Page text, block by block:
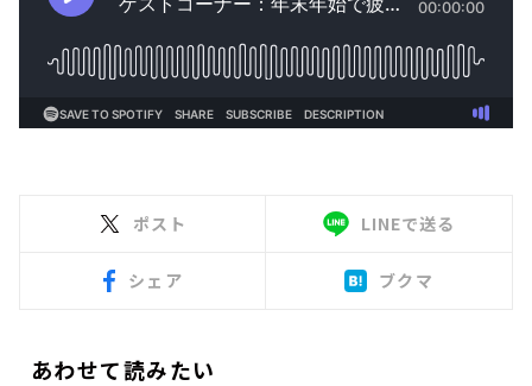
ポスト LINEで送る
シェア ブクマ
あわせて読みたい